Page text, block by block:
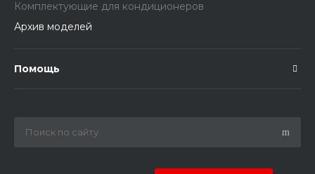
Комплектующие для кондиционеров
Архив моделей
Помощь